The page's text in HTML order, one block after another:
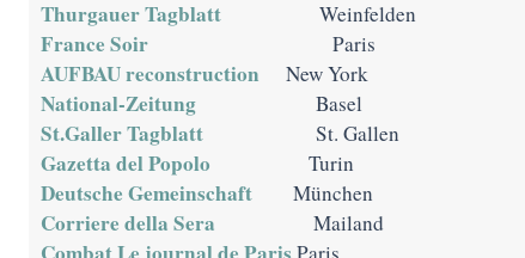
Thurgauer Tagblatt Weinfelden
France Soir Paris
AUFBAU reconstruction New York
National-Zeitung Basel
St.Galler Tagblatt St. Gallen
Gazetta del Popolo Turin
Deutsche Gemeinschaft München
Corriere della Sera Mailand